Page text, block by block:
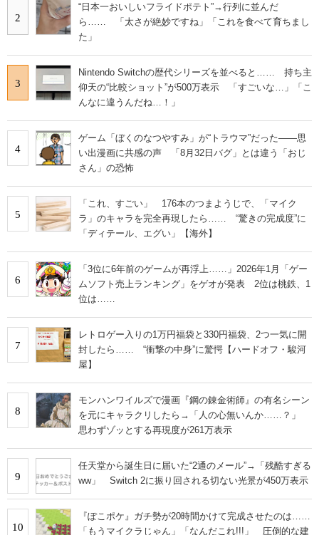
2
“日本一おいしいフライドポテト”→行列に並んだ
ら…… 「太さが絶妙ですね」「これを食べて育ちまし
た」
3
Nintendo Switchの歴代シリーズを並べると…… 持ち主
仰天の“比較ショット”が500万表示 「すごいな…」「こ
んなに違うんだね…！」
4
ゲーム「ぼくのなつやすみ」が“トラウマ”だった――思
い出漫画に共感の声 「8月32日バグ」とは違う「おじ
さん」の恐怖
5
「これ、すごい」 176本のつまようじで、「マイク
ラ」のキャラを完全再現したら…… “驚きの完成度”に
「ディテール、エグい」【海外】
6
「3位に6年前のゲームが再浮上……」2026年1月「ゲー
ムソフト売上ランキング」をゲオが発表 2位は桃鉄、1
位は……
7
レトロゲー入りの1万円福袋と330円福袋、2つ一気に開
封したら…… “衝撃の中身”に驚愕【ハードオフ・駿河
屋】
8
モンハンワイルズで漫画『鋼の錬金術師』の有名シーン
を元にキャラクリしたら→「人の心無いんか……？」
思わずゾッとする再現度が261万表示
9
任天堂から誕生日に届いた“2通のメール”→「残酷すぎる
ww」 Switch 2に振り回される切ない光景が450万表示
10
『ぽこポケ』ガチ勢が20時間かけて完成させたのは……
「もうマイクラじゃん」「なんだこれ!!!」 圧倒的な建